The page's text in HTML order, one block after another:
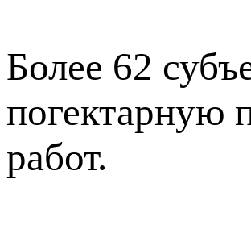
Более 62
погектарную
работ.